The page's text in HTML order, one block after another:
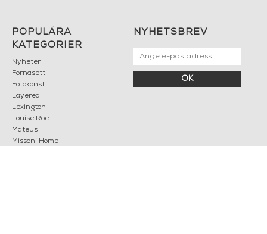
POPULÄRA
KATEGORIER
Nyheter
Fornasetti
Fotokonst
Layered
Lexington
Louise Roe
Mateus
Missoni Home
NYHETSBREV
OK